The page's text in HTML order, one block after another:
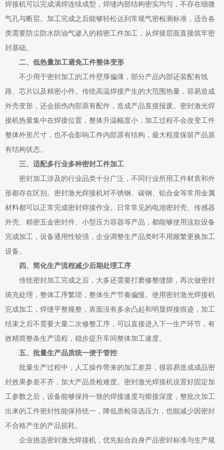
焊接机可以完成满焊连续成型，焊缝内部结构密实均匀，不存在细微
气孔与断层。加工完成之后能够轻松达到常规气密检测标准，适合各
类需要防尘防水防油气渗入的精密工件加工，从焊接层面直接筑牢密
封基础。
二、低热量加工避免工件整体变形
不少用于密封加工的工件壁厚偏薄，部分产品内部还装配有线
路、芯片以及精密小件。传统高温焊接产生的大范围热量，容易造成
外壳变形，还会损伤内部原有配件，造成产品直接报废。密封激光焊
接机热量集中在焊接位置，整体升温幅度小，加工过程不会改变工件
整体外形尺寸，也不会影响工件内部原有结构，最大程度保留产品原
有结构状态。
三、适配多行业多种密封工件加工
密封加工涉及的行业品类十分广泛，不同行业所用工件材质和外
形都存在区别。密封激光焊接机对不锈钢、碳钢、铝合金等常用金属
材料都可以正常完成密封焊接作业。日常常见的电池密封壳、传感器
外壳、精密五金密封件、小型压力容器等产品，都能够使用这款设备
完成加工，设备通用性较强，企业调整生产品类时不用频繁更换加工
设备。
四、简化生产流程减少后期处理工序
传统密封加工完成之后，大多还需要打磨修整缝隙，再次做密封
填充处理，整体工序繁琐，整体生产节奏偏慢。使用密封激光焊接机
完成加工，焊缝平整规整，表面没有多余凸起和明显焊接痕迹，加工
结束之后不需要大量二次修整工序，可以直接进入下一生产环节，有
效精简整条生产流程，稳步提升车间整体加工速度。
五、批量生产品质统一便于管控
批量生产过程中，人工操作带来的加工差异，很容易造成成品密
封效果参差不齐，加大产品质检难度。密封激光焊接机设置好固定加
工参数之后，设备能够保持一致的焊接速度与熔接深度，整批次加工
出来的工件密封性能保持统一，降低质检筛选压力，也能减少因密封
不合格产生的产品损耗。
企业挑选密封激光焊接机，优先贴合自身产品密封标准与生产规